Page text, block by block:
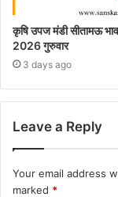
कृषि उपज मंडी सीतामऊ
2026 गुरुवार
3 days ago
Leave a Reply
Your email address
marked *